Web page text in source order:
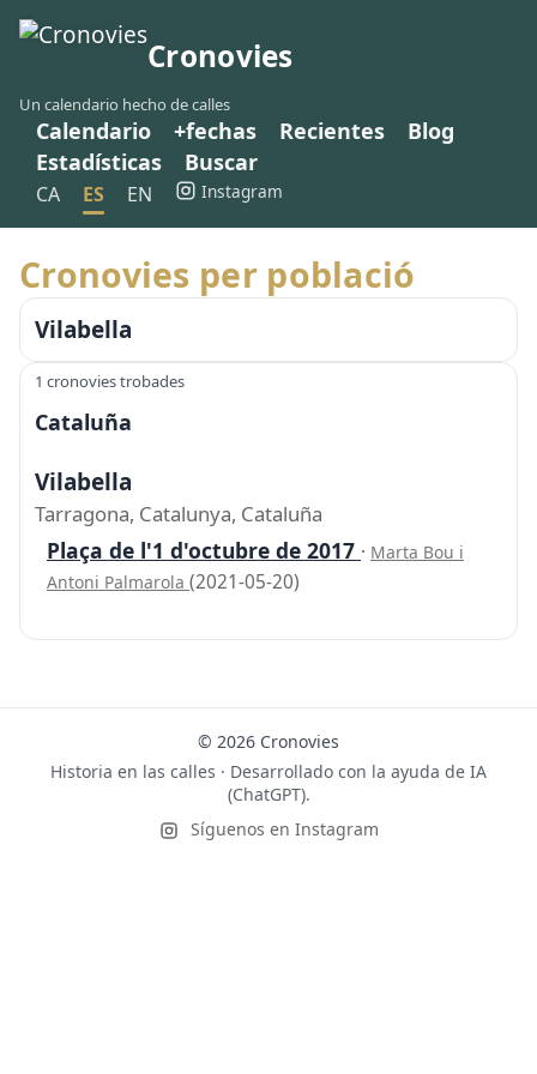
Cronovies
Un calendario hecho de calles
Calendario +fechas Recientes
Blog
Estadísticas
Buscar
CA ES EN Instagram
Cronovies per població
Vilabella
1 cronovies trobades
Cataluña
Vilabella
Tarragona, Catalunya, Cataluña
Plaça de l'1 d'octubre de 2017 · Marta Bou i
Antoni Palmarola (2021-05-20)
© 2026 Cronovies
Historia en las calles · Desarrollado con la ayuda de IA
(ChatGPT).
Síguenos en Instagram